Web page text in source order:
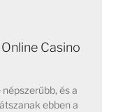
Casino
és a
ebben a